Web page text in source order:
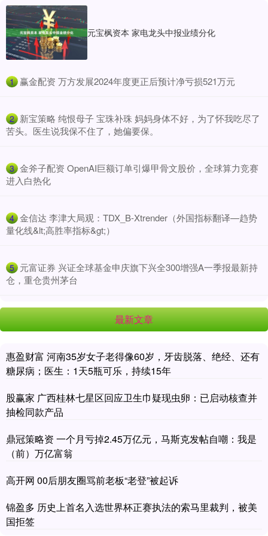
元宝枫资本 家电龙头中报业绩分化
1 ​赢金配资 万方发展2024年度更正后预计净亏损521万元
2 ​新宝策略 纯恨母子 宝珠补珠 妈妈身体不好，为了怀我吃尽了
苦头。医生说我保不住了，她偏要保。
3 ​金斧子配资 OpenAI巨额订单引爆甲骨文股价，全球算力竞赛
进入白热化
4 ​金信达 李津大局观：TDX_B-Xtrender（外国指标翻译—趋势
量化线&lt;高胜率指标&gt;）
5 ​元富证券 兴证全球基金申庆旗下兴全300增强A一季报最新持
仓，重仓贵州茅台
最新文章
惠盈财富 河南35岁女子老得像60岁，牙齿脱落、绝经、还有
糖尿病；医生：1天5瓶可乐，持续15年
股赢家 广西桂林七星区回应卫生巾疑现虫卵：已启动核查并
抽检同款产品
鼎冠策略资 一个月亏掉2.45万亿元，马斯克发帖自嘲：我是
（前）万亿富翁
高开网 00后朋友圈骂前老板“老登”被起诉
锦盈多 历史上首名入选世界杯正赛执法的索马里裁判，被美
国拒签